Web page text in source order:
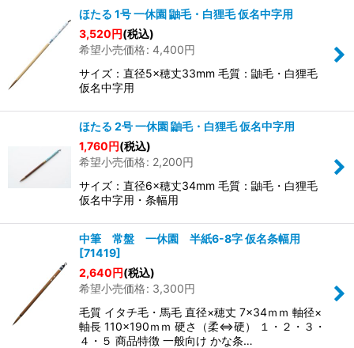
:
絞り込む
ほたる 1号 一休園 鼬毛・白狸毛 仮名中字用
3,520円(税込)
希望小売価格: 4,400円
サイズ：直径5×穂丈33mm 毛質：鼬毛・白狸毛
仮名中字用
ほたる 2号 一休園 鼬毛・白狸毛 仮名中字用
1,760円(税込)
希望小売価格: 2,200円
サイズ：直径6×穂丈34mm 毛質：鼬毛・白狸毛
仮名中字用・条幅用
中筆 常盤 一休園 半紙6-8字 仮名条幅用
[71419]
2,640円(税込)
希望小売価格: 3,300円
毛質 イタチ毛・馬毛 直径×穂丈 7×34ｍｍ 軸径×
軸長 110×190ｍｍ 硬さ（柔⇔硬） １・２・３・
４・５ 商品特徴 一般向け かな条…